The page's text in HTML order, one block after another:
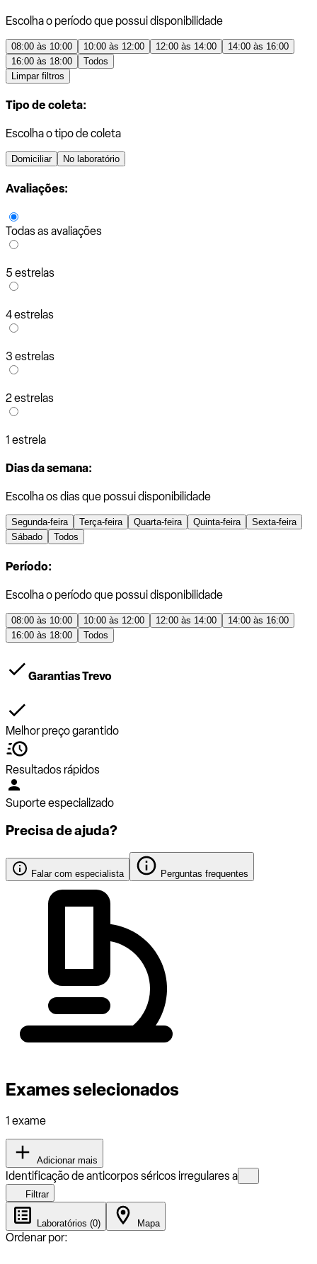
Escolha o período que possui disponibilidade
08:00 às 10:00 10:00 às 12:00 12:00 às 14:00
14:00 às 16:00
16:00 às 18:00
Todos
Limpar filtros
Tipo de coleta:
Escolha o tipo de coleta
Domiciliar No laboratório
Avaliações:
Todas as avaliações
5 estrelas
4 estrelas
3 estrelas
2 estrelas
1 estrela
Dias da semana:
Escolha os dias que possui disponibilidade
Segunda-feira Terça-feira Quarta-feira Quinta-feira
Sexta-feira
Sábado
Todos
Período:
Escolha o período que possui disponibilidade
08:00 às 10:00 10:00 às 12:00 12:00 às 14:00
14:00 às 16:00
16:00 às 18:00
Todos
Garantias Trevo
Melhor preço garantido
Resultados rápidos
Suporte especializado
Precisa de ajuda?
Falar com especialista Perguntas frequentes
Exames selecionados
1 exame
Adicionar mais
Identificação de anticorpos séricos irregulares a
Filtrar
Laboratórios (0) Mapa
Ordenar por: